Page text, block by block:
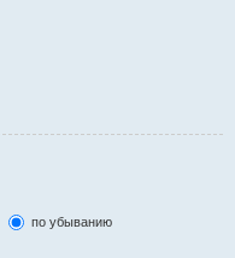
по убыванию